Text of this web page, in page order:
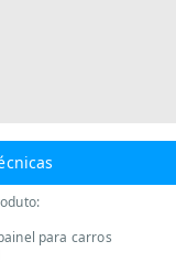
para carros